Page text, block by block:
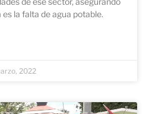
la falta de agua potable.
2022